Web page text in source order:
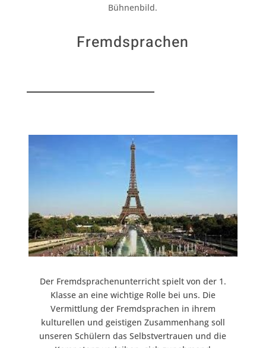
Bühnenbild.
Fremdsprachen
Der Fremdsprachenunterricht spielt von der 1.
Klasse an eine wichtige Rolle bei uns. Die
Vermittlung der Fremdsprachen in ihrem
kulturellen und geistigen Zusammenhang soll
unseren Schülern das Selbstvertrauen und die